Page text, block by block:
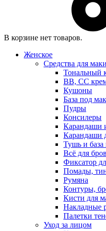
В корзине нет товаров.
Женское
Средства для
Тональный
BB, CC
Кушоны
База под
Пудры
Консилеры
Карандаши
Карандаши
Тушь и
Всё для
Фиксатор
Помады,
Румяна
Контуры,
Кисти для
Накладные
Палетки
Уход за лицом